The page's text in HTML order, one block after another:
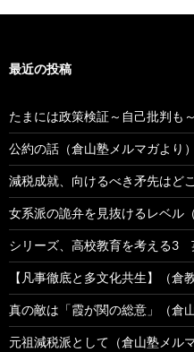
最近の投稿
たまには政策検証～自己批判も
公約の話（倉山塾メルマガより）
減税成就、向けるべき矛先はど
女系派の詭弁を見抜けるレベル
シリーズ、高校教育を考える3
【凡事徹底と多文化共生】（倉
真の敵は「霞が関の総意」（倉
元祖減税派として（倉山塾メル